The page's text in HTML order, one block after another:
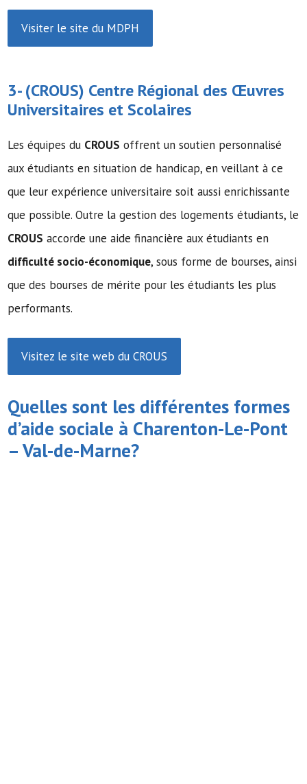
Visiter le site du MDPH
3- (CROUS) Centre Régional des Œuvres
Universitaires et Scolaires
Les équipes du CROUS offrent un soutien personnalisé
aux étudiants en situation de handicap, en veillant à ce
que leur expérience universitaire soit aussi enrichissante
que possible. Outre la gestion des logements étudiants, le
CROUS accorde une aide financière aux étudiants en
difficulté socio-économique, sous forme de bourses, ainsi
que des bourses de mérite pour les étudiants les plus
performants.
Visitez le site web du CROUS
Quelles sont les différentes formes
d’aide sociale à Charenton-Le-Pont
– Val-de-Marne?